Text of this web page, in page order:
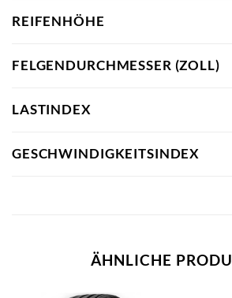
REIFENHÖHE
FELGENDURCHMESSER (ZOLL)
LASTINDEX
GESCHWINDIGKEITSINDEX
ÄHNLICHE